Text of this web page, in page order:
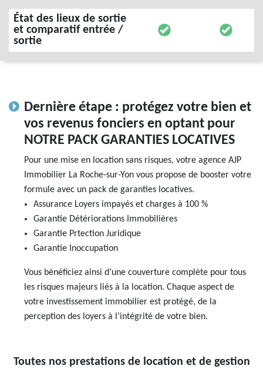
État des lieux de sortie
et comparatif entrée /
sortie
Dernière étape : protégez votre bien et
vos revenus fonciers en optant pour
NOTRE PACK GARANTIES LOCATIVES
Pour une mise en location sans risques, votre agence AJP
Immobilier La Roche-sur-Yon vous propose de booster votre
formule avec un pack de garanties locatives.
Assurance Loyers impayés et charges à 100 %
Garantie Détériorations Immobilières
Garantie Prtection Juridique
Garantie Inoccupation
Vous bénéficiez ainsi d’une couverture complète pour tous
les risques majeurs liés à la location. Chaque aspect de
votre investissement immobilier est protégé, de la
perception des loyers à l’intégrité de votre bien.
Toutes nos prestations de location et de gestion